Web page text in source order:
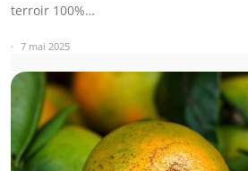
terroir 100%…
7 mai 2025